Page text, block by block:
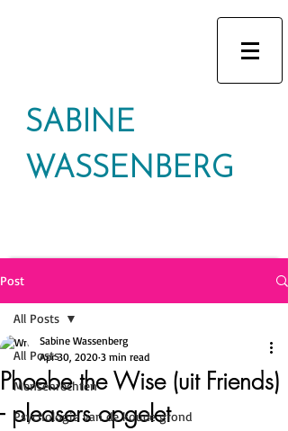
SABINE
WASSENBERG
Post
All Posts
Mensenrechten
Psychologie van de koude grond
All Posts
Phoebe the Wise (uit Friends)
- pleasers opgelet
Sabine Wassenberg
Apr 30, 2020 3 min read